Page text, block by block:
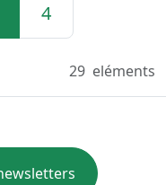
4
29 eléments